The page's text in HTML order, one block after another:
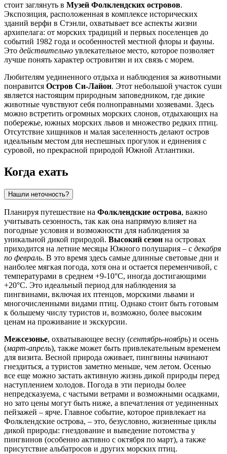
стоит заглянуть в Музей Фолклендских островов.
Экспозиция, расположенная в комплексе исторических
зданий верфи в Стэнли, охватывает все аспекты жизни
архипелага: от морских традиций и первых поселенцев до
событий 1982 года и особенностей местной флоры и фауны.
Это действительно увлекательное место, которое позволяет
лучше понять характер островитян и их связь с морем.
Любителям уединенного отдыха и наблюдения за животными
понравится Остров Си-Лайон. Этот небольшой участок суши
является настоящим природным заповедником, где дикие
животные чувствуют себя полноправными хозяевами. Здесь
можно встретить огромных морских слонов, отдыхающих на
побережье, южных морских львов и множество редких птиц.
Отсутствие хищников и малая заселенность делают остров
идеальным местом для неспешных прогулок и единения с
суровой, но прекрасной природой Южной Атлантики.
Когда ехать
Нашли неточность?
Планируя путешествие на Фолклендские острова, важно
учитывать сезонность, так как она напрямую влияет на
погодные условия и возможности для наблюдения за
уникальной дикой природой. Высокий сезон на островах
приходится на летние месяцы Южного полушария – с декабря
по февраль. В это время здесь самые длинные световые дни и
наиболее мягкая погода, хотя она и остается переменчивой, с
температурами в среднем +9-10°C, иногда достигающими
+20°C. Это идеальный период для наблюдения за
пингвинами, включая их птенцов, морскими львами и
многочисленными видами птиц. Однако стоит быть готовым
к большему числу туристов и, возможно, более высоким
ценам на проживание и экскурсии.
Межсезонье, охватывающее весну (сентябрь-ноябрь) и осень
(март-апрель), также может быть привлекательным временем
для визита. Весной природа оживает, пингвины начинают
гнездиться, а туристов заметно меньше, чем летом. Осенью
все еще можно застать активную жизнь дикой природы перед
наступлением холодов. Погода в эти периоды более
непредсказуема, с частыми ветрами и возможными осадками,
но зато цены могут быть ниже, а впечатления от уединенных
пейзажей – ярче. Главное событие, которое привлекает на
Фолклендские острова, – это, безусловно, жизненные циклы
дикой природы: гнездование и выведение потомства у
пингвинов (особенно активно с октября по март), а также
присутствие альбатросов и других морских птиц.